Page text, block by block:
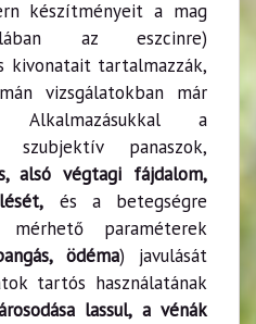
készítményeit a mag
az eszcinre)
kivonatait tartalmazzák,
vizsgálatokban már
a
panaszok,
alsó végtagi fájdalom,
és a betegségre
paraméterek
ödéma) javulását
tartós használatának
lassul, a vénák